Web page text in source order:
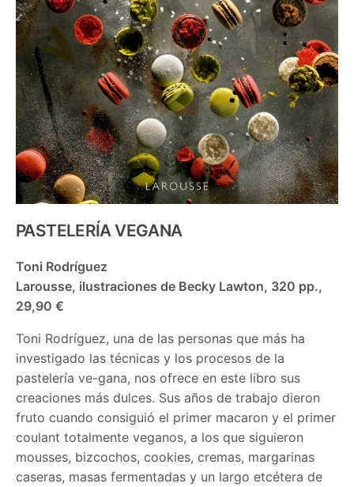
PASTELERÍA VEGANA
Toni Rodríguez
Larousse, ilustraciones de Becky Lawton, 320 pp.,
29,90 €
Toni Rodríguez, una de las personas que más ha
investigado las técnicas y los procesos de la
pastelería ve-gana, nos ofrece en este libro sus
creaciones más dulces. Sus años de trabajo dieron
fruto cuando consiguió el primer macaron y el primer
coulant totalmente veganos, a los que siguieron
mousses, bizcochos, cookies, cremas, margarinas
caseras, masas fermentadas y un largo etcétera de